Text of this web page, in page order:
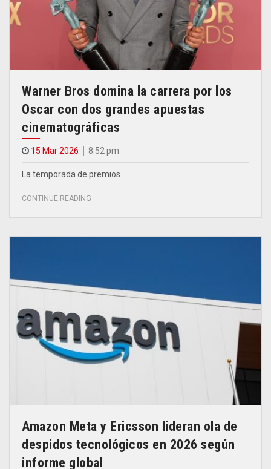
Warner Bros domina la carrera por los
Oscar con dos grandes apuestas
cinematográficas
15 Mar 2026 8.52 pm
La temporada de premios…
CONTINUE READING
Amazon Meta y Ericsson lideran ola de
despidos tecnológicos en 2026 según
informe global